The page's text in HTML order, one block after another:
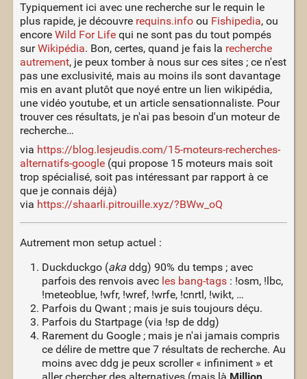
Typiquement ici avec une recherche sur le requin le
plus rapide, je découvre requins.infoou Fishipedia, ou
encore Wild For Lifequi ne sont pas du tout pompés
surWikipédia. Bon, certes, quand je fais la recherche
autrement, je peux tomber à nous sur ces sites ; ce n'est
pas une exclusivité, mais au moins ils sont davantage
mis en avant plutôt que noyé entre un lien wikipédia,
une vidéo youtube, et un article sensationnaliste. Pour
trouver ces résultats, je n'ai pas besoin d'un moteur de
recherche…
via https://blog.lesjeudis.com/15-moteurs-recherches-
alternatifs-google(qui propose 15 moteurs mais soit
trop spécialisé, soit pas intéressant par rapport à ce
que je connais déjà)
via https://shaarli.pitrouille.xyz/?BWw_oQ
Autrement mon setup actuel :
Duckduckgo (akaddg) 90% du temps ; avec
parfois des renvois avec les bang-tags: !osm, !lbc,
!meteoblue, !wfr, !wref, !wrfe, !cnrtl, !wikt, …
Parfois du Qwant ; mais je suis toujours déçu.
Parfois du Startpage (via !sp de ddg)
Rarement du Google ; mais je n'ai jamais compris
ce délire de mettre que 7 résultats de recherche. Au
moins avec ddg je peux scroller « infiniment » et